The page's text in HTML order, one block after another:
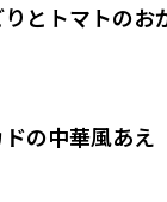
とトマトのお
の中華風あえ